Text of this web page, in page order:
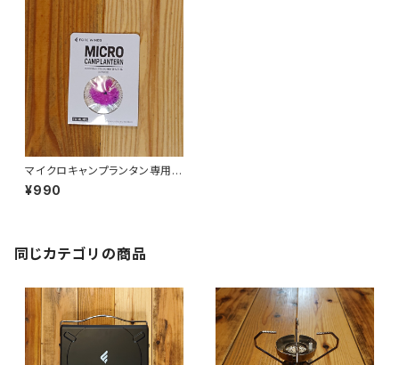
マイクロキャンプランタン専用マ
ントル（３枚入）
¥990
同じカテゴリの商品